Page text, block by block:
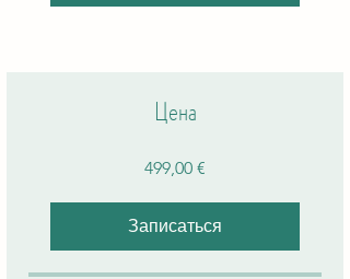
Цена
499,00 €
Записаться